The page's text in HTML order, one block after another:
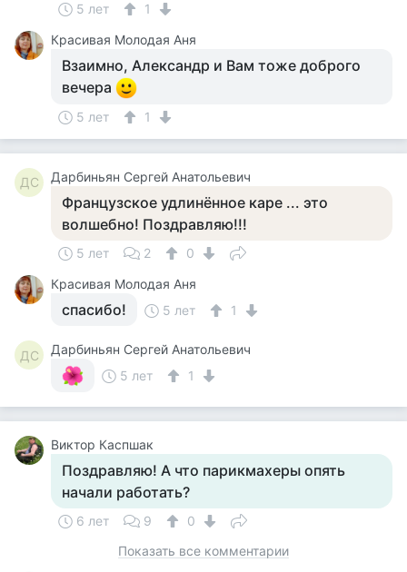
5 лет
1
Красивая Молодая Аня
Взаимно, Александр и Вам тоже доброго
вечера
5 лет 1
ДС Дарбиньян Сергей Анатольевич
Французское удлинённое каре ... это
волшебно! Поздравляю!!!
5 лет 2
0
Красивая Молодая Аня
спасибо! 5 лет 1
ДС
Дарбиньян Сергей Анатольевич
5 лет
1
Виктор Каспшак
Поздравляю! А что парикмахеры опять
начали работать?
6 лет 9
0
Показать все комментарии